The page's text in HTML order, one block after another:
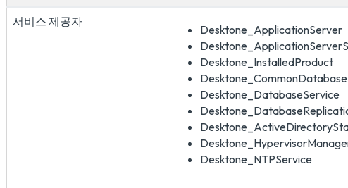
서비스 제공자
Desktone_ApplicationServer
Desktone_InstalledProduct
Desktone_CommonDatabase
Desktone_DatabaseService
Desktone_NTPService